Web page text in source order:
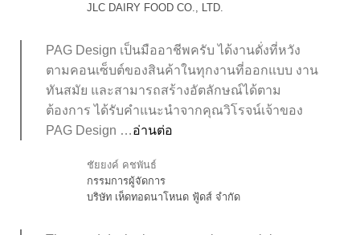
JLC DAIRY FOOD CO., LTD.
PAG Design เป็นมืออาชีพครับ ได้งานดั่งที่หวัง
ตามคอนเซ็บต์ของสินค้าในทุกงานที่ออกแบบ งาน
ทันสมัย และสามารถสร้างอัตลักษณ์ได้ตาม
ต้องการ ได้รับคำแนะนำจากคุณวิโรจน์เจ้าของ
PAG Design …อ่านต่อ
ชัยยงค์ คชพันธ์
กรรมการผู้จัดการ
บริษัท เห็ดทอดนาโหนด ฟู้ดส์ จำกัด